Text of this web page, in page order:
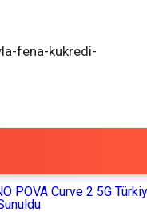
fena-kukredi-